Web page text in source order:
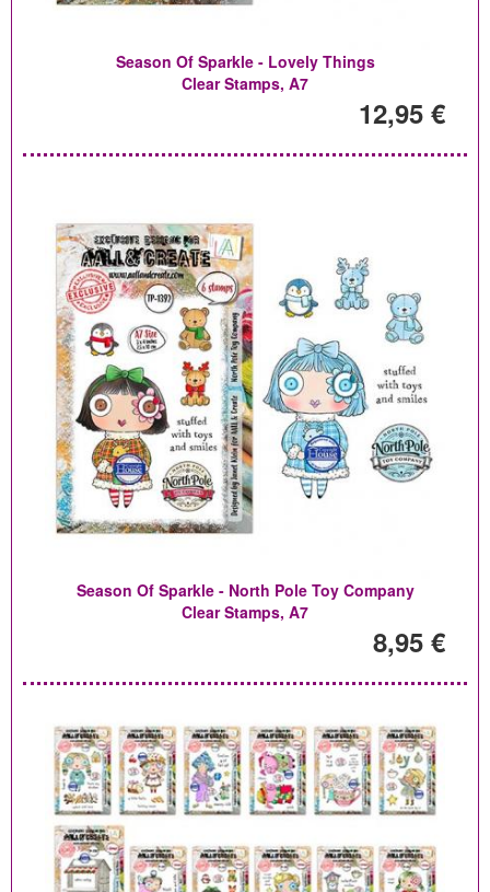
Season Of Sparkle - Lovely Things
Clear Stamps, A7
12,95 €
Season Of Sparkle - North Pole Toy Company
Clear Stamps, A7
8,95 €